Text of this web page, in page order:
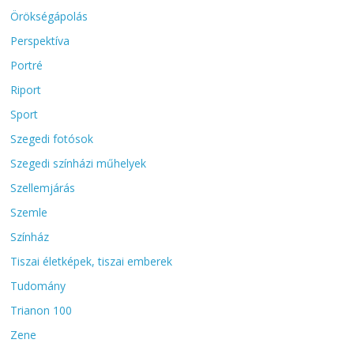
Örökségápolás
Perspektíva
Portré
Riport
Sport
Szegedi fotósok
Szegedi színházi műhelyek
Szellemjárás
Szemle
Színház
Tiszai életképek, tiszai emberek
Tudomány
Trianon 100
Zene